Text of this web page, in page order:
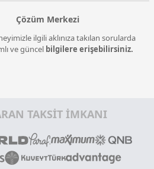
Çözüm Merkezi
ilgili aklınıza takılan sorularda
ve güncel bilgilere erişebilirsiniz.
TAKSİT İMKANI